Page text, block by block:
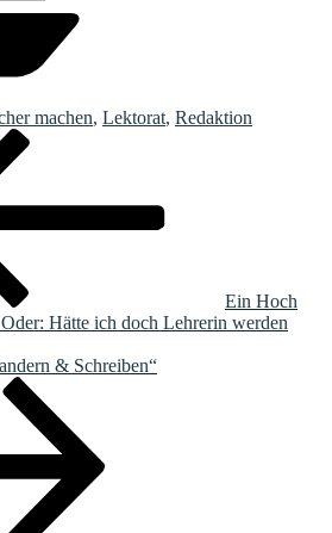
machen, Lektorat, Redaktion
Ein Hoch
Hätte ich doch Lehrerin werden
& Schreiben“